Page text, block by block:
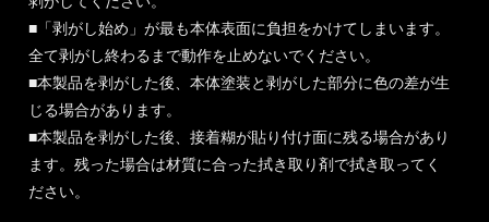
■「剥がし始め」が最も本体表面に負担をかけてしまいます。
全て剥がし終わるまで動作を止めないでください。
■本製品を剥がした後、本体塗装と剥がした部分に色の差が生
じる場合があります。
■本製品を剥がした後、接着糊が貼り付け面に残る場合があり
ます。残った場合は材質に合った拭き取り剤で拭き取ってく
ださい。